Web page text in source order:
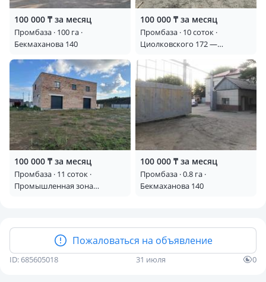
100 000 ₸ за месяц
Промбаза · 100 га ·
Бекмаханова 140
100 000 ₸ за месяц
Промбаза · 10 соток ·
Циолковского 172 —
обьездная
100 000 ₸ за месяц
Промбаза · 11 соток ·
Промышленная зона
100 000 ₸ за месяц
Промбаза · 0.8 га ·
Бекмаханова 140
Пожаловаться на объявление
ID: 685605018 31 июля 0